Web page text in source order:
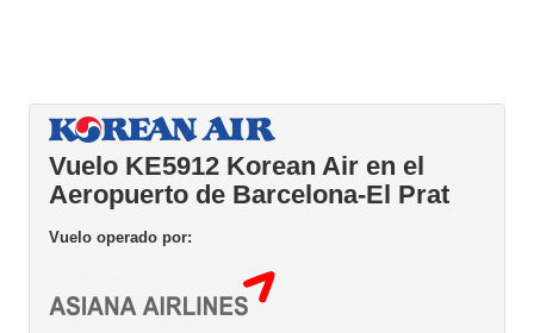
Vuelo KE5912 Korean Air en el
Aeropuerto de Barcelona-El Prat
Vuelo operado por: